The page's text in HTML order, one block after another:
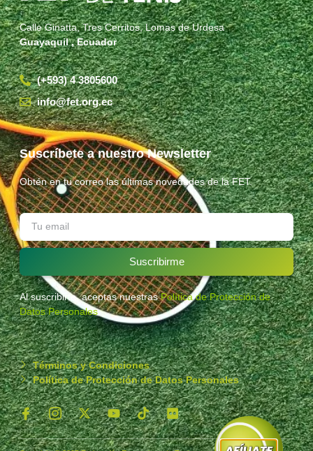
Calle Ginatta, Tres Cerritos, Lomas de Urdesa
Guayaquil , Ecuador
(+593) 4 3805600
info@fet.org.ec
Suscríbete a nuestro Newsletter
Obtén en tu correo las últimas novedades de la FET.
Suscribirme
Al suscribirte, aceptas nuestrasPolítica de Protección de
Datos Personales.
Términos y Condiciones
Política de Protección de Datos Personales